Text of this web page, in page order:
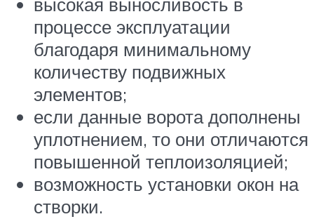
процессе эксплуатации
благодаря минимальному
количеству подвижных
элементов;
если данные ворота дополнены
уплотнением, то они отличаются
повышенной теплоизоляцией;
возможность установки окон на
створки.